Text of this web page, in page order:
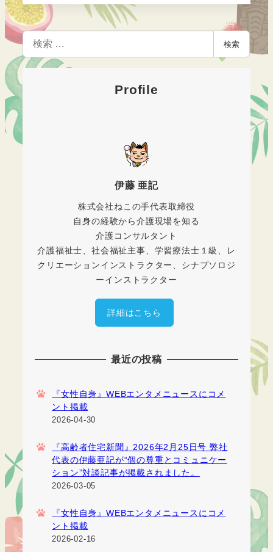
検
検索
Profile
伊藤 亜記
株式会社ねこの手代表取締役
自身の経験から介護現場を知る
介護コンサルタント
介護福祉士、社会福祉主事、学習療法士１級、レ
クリエーションインストラクター、シナプソロジ
ーインストラクター
詳細はこちら
最近の投稿
『女性自身』WEBエンタメニュースにコメ
ント掲載
2026-04-30
『高齢者住宅新聞』2026年2月25日号 弊社
代表の伊藤亜記が“個の尊重とコミュニケー
ション”対談記事が掲載されました。
2026-03-05
『女性自身』WEBエンタメニュースにコメ
ント掲載
2026-02-16